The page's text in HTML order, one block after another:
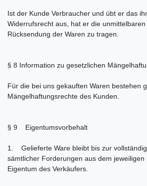
Ist der Kunde Verbraucher und übt er das
Widerrufsrecht aus, hat er die
Rücksendung der Waren zu tragen.
§ 8 Information zu gesetzlichen
Für die bei uns gekauften Waren bestehen
Mängelhaftungsrechte des Kunden.
§ 9 Eigentumsvorbehalt
1. Gelieferte Ware bleibt bis zur
sämtlicher Forderungen aus dem jeweiligen
Eigentum des Verkäufers.